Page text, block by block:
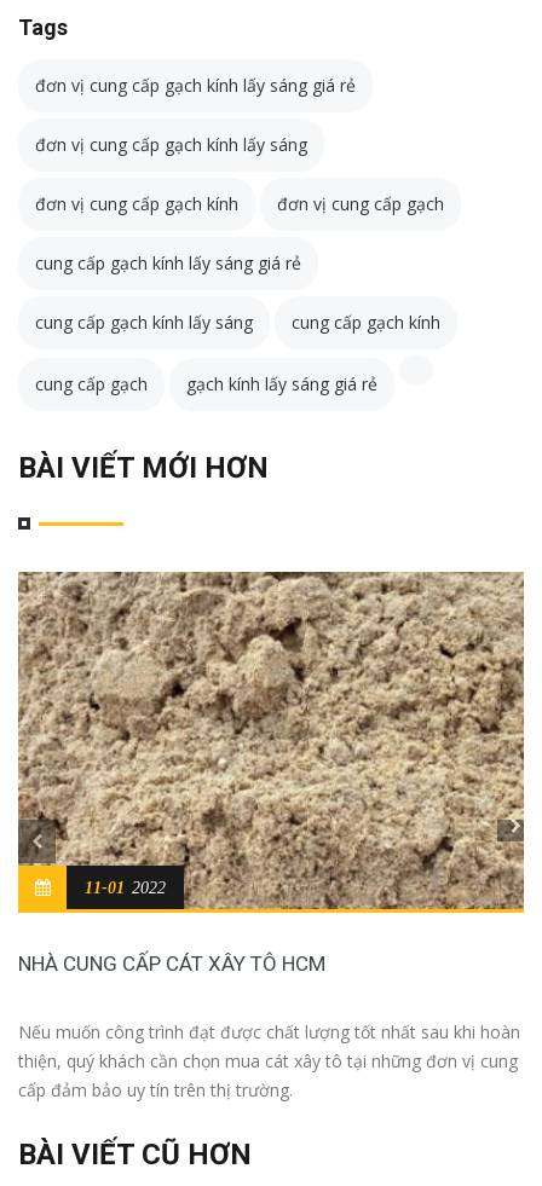
Tags
đơn vị cung cấp gạch kính lấy sáng giá rẻ
đơn vị cung cấp gạch kính lấy sáng
đơn vị cung cấp gạch kính đơn vị cung cấp gạch
cung cấp gạch kính lấy sáng giá rẻ
cung cấp gạch kính lấy sáng cung cấp gạch kính
cung cấp gạch gạch kính lấy sáng giá rẻ
BÀI VIẾT MỚI HƠN
NHÀ CUNG CẤP CÁT XÂY TÔ HCM
11-01 2022
Nếu muốn công trình đạt được chất lượng tốt nhất sau khi hoàn
thiện, quý khách cần chọn mua cát xây tô tại những đơn vị cung
cấp đảm bảo uy tín trên thị trường.
BÀI VIẾT CŨ HƠN